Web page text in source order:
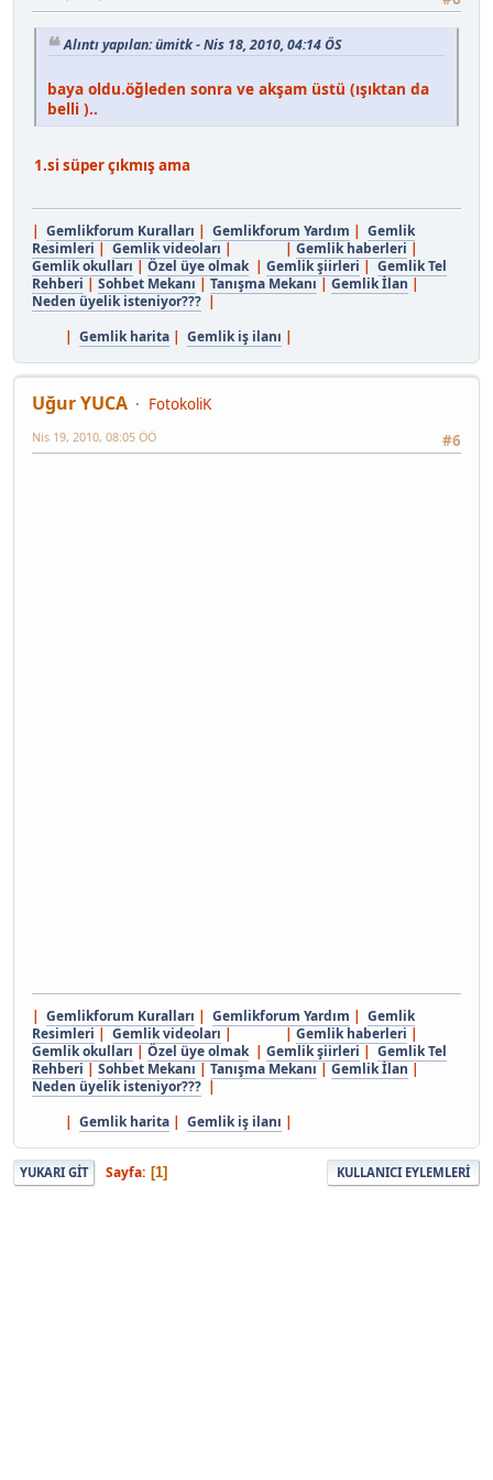
Alıntı yapılan: ümitk - Nis 18, 2010, 04:14 ÖS
baya oldu.öğleden sonra ve akşam üstü (ışıktan da
belli )..
1.si süper çıkmış ama
| Gemlikforum Kuralları | Gemlikforum Yardım | Gemlik
Resimleri | Gemlik videoları | | Gemlik haberleri |
Gemlik okulları | Özel üye olmak| Gemlik şiirleri | Gemlik Tel
Rehberi | Sohbet Mekanı | Tanışma Mekanı | Gemlik İlan |
Neden üyelik isteniyor??? |
| Gemlik harita | Gemlik iş ilanı |
Uğur YUCA
FotokoliK
#6
Nis 19, 2010, 08:05 ÖÖ
| Gemlikforum Kuralları | Gemlikforum Yardım | Gemlik
Resimleri | Gemlik videoları | | Gemlik haberleri |
Gemlik okulları | Özel üye olmak| Gemlik şiirleri | Gemlik Tel
Rehberi | Sohbet Mekanı | Tanışma Mekanı | Gemlik İlan |
Neden üyelik isteniyor??? |
| Gemlik harita | Gemlik iş ilanı |
YUKARI GIT Sayfa 1 KULLANICI EYLEMLERI